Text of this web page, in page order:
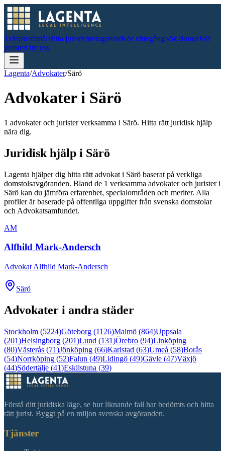
TvistBrottmålHitta juristFöretagstvistKör rättegångSök domarFör
juristerOm oss
Lagenta/Advokater/Särö
Advokater i Särö
1 advokater och jurister verksamma i Särö. Hitta rätt juridisk hjälp
nära dig.
Juridisk hjälp i Särö
Lagenta hjälper dig hitta rätt advokat i Särö baserat på verkliga
domstolsavgöranden. Bland de 1 verksamma advokater och jurister i
Särö kan du jämföra erfarenhet, specialområden och meriter. Alla
profiler är baserade på offentliga uppgifter från svenska domstolar
och Advokatsamfundet.
AM
Alfhild Mark-Andersch
Advokat Alfhild Mark-Andersch
Särö
Advokater i andra städer
Stockholm (5224)Göteborg (1126)Malmö (864)Uppsala
(201)Helsingborg (201)Lund (131)Örebro (94)Linköping
(80)Västerås (71)Jönköping (66)Karlstad (63)Umeå (58)Borås
(54)Norrköping (52)Falun (49)Lidingö (49)Gävle (47)Växjö
(44)Södertälje (41)Eskilstuna (39)
Förstå ditt juridiska läge, se hur liknande fall har bedömts och hitta
rätt jurist. Byggt på en miljon svenska avgöranden.
Tjänster